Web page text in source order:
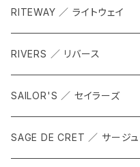
RITEWAY ／ ライトウェイ
RIVERS ／ リバース
SAILOR'S ／ セイラーズ
SAGE DE CRET ／ サージュ